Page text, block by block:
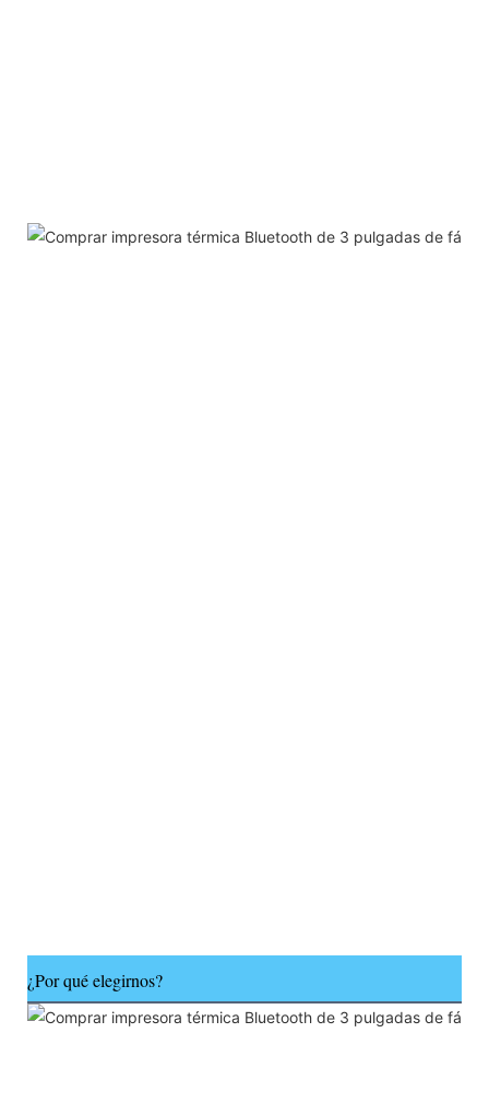
¿Por qué elegirnos?